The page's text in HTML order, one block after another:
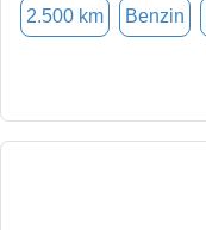
2.500 km Benzin